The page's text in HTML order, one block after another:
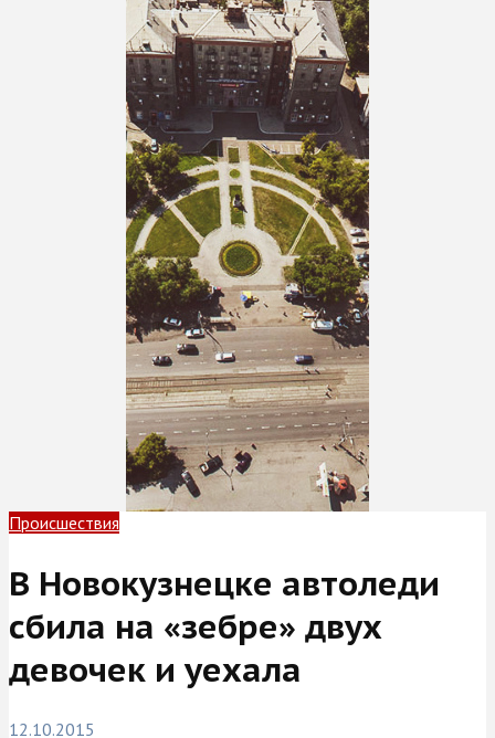
Происшествия
В Новокузнецке автоледи
сбила на «зебре» двух
девочек и уехала
12.10.2015